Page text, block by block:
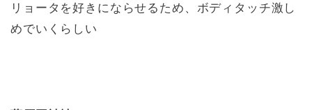
リョータを好きにならせるため、ボディタッチ激し
めでいくらしい